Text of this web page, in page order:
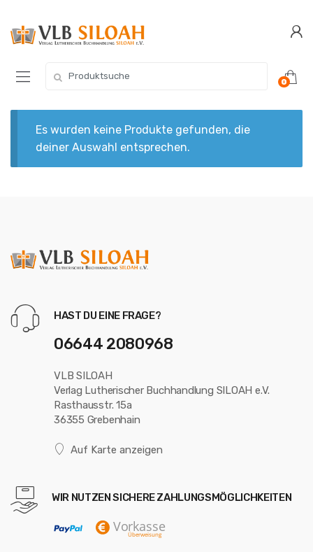
Navigation
springen
Inhalt
springen
nach:
0
Es wurden keine Produkte gefunden, die
deiner Auswahl entsprechen.
HAST DU EINE FRAGE?
06644 2080968
VLB SILOAH
Verlag Lutherischer Buchhandlung SILOAH e.V.
Rasthausstr. 15a
36355 Grebenhain
Auf Karte anzeigen
WIR NUTZEN SICHERE ZAHLUNGSMÖGLICHKEITEN